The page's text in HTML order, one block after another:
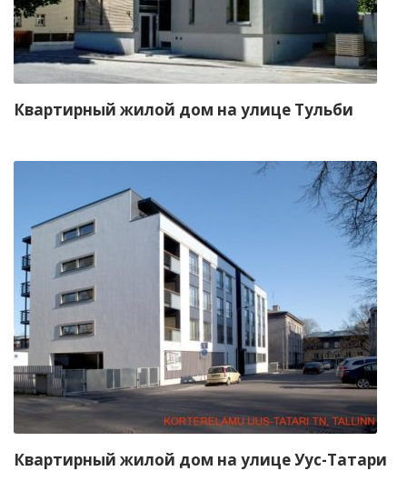
Квартирный жилой дом на улице Тульби
Квартирный жилой дом на улице Уус-Татари